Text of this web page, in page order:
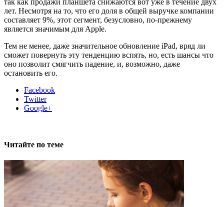
лет. Несмотря на то, что его доля в общей выручке компании
составляет 9%, этот сегмент, безусловно, по-прежнему
является значимым для Apple.
Тем не менее, даже значительное обновление iPad, вряд ли
сможет повернуть эту тенденцию вспять, но, есть шансы что
оно позволит смягчить падение, и, возможно, даже
остановить его.
Facebook
Twitter
Google+
Читайте по теме